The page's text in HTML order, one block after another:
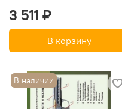
3 511 ₽
В корзину
В наличии